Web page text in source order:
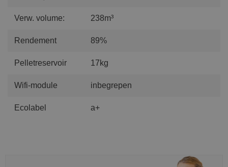
Verw. volume: 238m³
Rendement 89%
Pelletreservoir 17kg
Wifi-module inbegrepen
Ecolabel a+